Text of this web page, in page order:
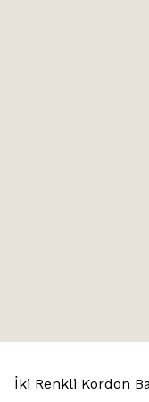
İki Renkli Kordon